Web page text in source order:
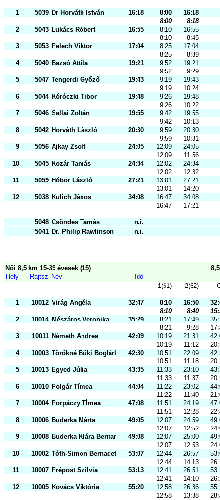
1 5039 Dr Horváth István 16:18 8:00
16:18
8:00
8:18
2
5043 Lukács Róbert 16:55 8:10
16:55
8:10
8:45
3
5053 Pelech Viktor 17:04 8:25
17:04
8:25
8:39
4
5040 Bazsó Attila 19:21 9:52
19:21
9:52
9:29
5
5047 Tengerdi Győző 19:43 9:19
19:43
9:19
10:24
6
5044 Kóróczki Tibor 19:48 9:26
19:48
9:26
10:22
7
5046 Sallai Zoltán 19:55 9:42
19:55
9:42
10:13
8
5042 Horváth László 20:30 9:59
20:30
9:59
10:31
9
5056 Ajkay Zsolt 24:05 12:09
24:05
12:09
11:56
10
5045 Kozár Tamás 24:34 12:02
24:34
12:02
12:32
11
5059 Hóbor László 27:21 13:01
27:21
13:01
14:20
12
5038 Kulich János 34:08 16:47
34:08
16:47
17:21
5048 Csöndes Tamás
n.i.
5041 Dr. Philip Rawlinson n.i.
Női 8,5 km 15-39 évesek (15)
Hely
Rajtsz Név
Idő
1(61)
2(62)
1 10012 Virág Angéla 32:47 8:10 16:50
8:10
8:40
2
10014 Mészáros Veronika 35:29 8:21 17:49
8:21
9:28
3
10011 Németh Andrea 42:09 10:19 21:31
10:19
11:12
4
10003 Törökné Büki Boglárka 42:30 10:51 22:09
10:51
11:18
5
10013 Egyed Júlia 43:35 11:33 23:10
11:33
11:37
6
10010 Polgár Tímea 44:04 11:22 23:02
11:22
11:40
7
10004 Porpáczy TÍmea 47:08 11:51 24:19
11:51
12:28
8
10006 Buderka Márta 49:05 12:07 24:59
12:07
12:52
9
10008 Buderka Klára Bernarda 49:08 12:07 25:00
12:07
12:53
10
10002 Tóth-Simon Bernadett 53:07 12:44 26:57
12:44
14:13
11
10007 Prépost Szilvia 53:13 12:41 26:51
12:41
14:10
12
10005 Kovács Viktória 55:20 12:58 26:36
12:58
13:38